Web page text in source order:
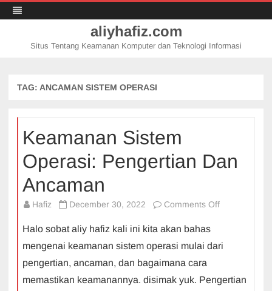
aliyhafiz.com
Situs Tentang Keamanan Komputer dan Teknologi Informasi
TAG: ANCAMAN SISTEM OPERASI
Keamanan Sistem
Operasi: Pengertian Dan
Ancaman
Hafiz December 30, 2022 Comments Offon
Operasi:
Dan
Halo sobat aliy hafiz kali ini kita akan bahas
mengenai keamanan sistem operasi mulai dari
pengertian, ancaman, dan bagaimana cara
memastikan keamanannya. disimak yuk. Pengertian